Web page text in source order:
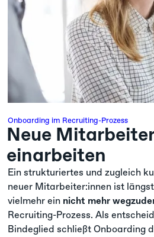
Onboarding im Recruiting-Prozess
Neue
einarbeiten
Ein strukturiertes und zugleich
neuer Mitarbeiter:innen ist
vielmehr ein nicht mehr
Recruiting-Prozess. Als
Bindeglied schließt Onboarding